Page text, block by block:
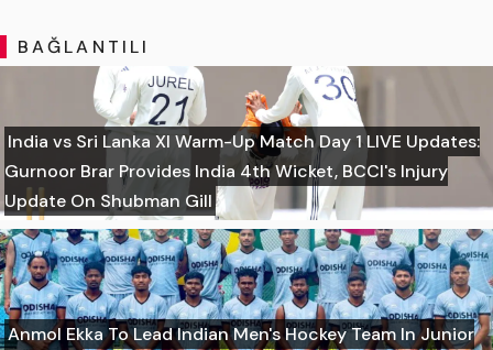
BAĞLANTILI
India vs Sri Lanka XI Warm-Up Match Day 1 LIVE Updates:
Gurnoor Brar Provides India 4th Wicket, BCCI's Injury
Update On Shubman Gill
Anmol Ekka To Lead Indian Men's Hockey Team In Junior